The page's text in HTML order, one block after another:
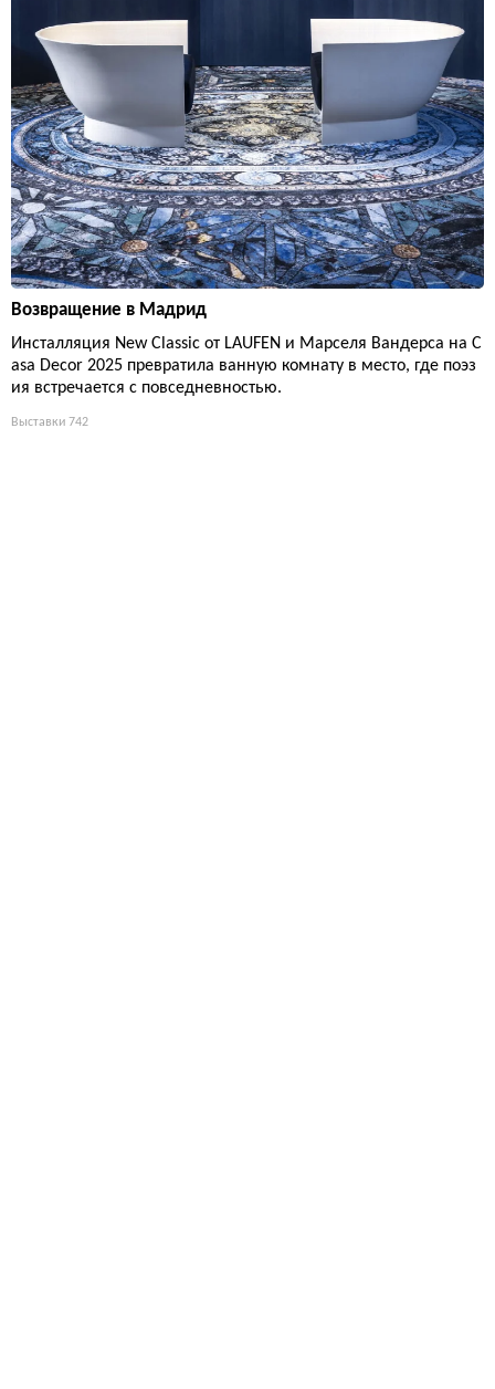
Возвращение в Мадрид
Инсталляция New Classic от LAUFEN и Марселя Вандерса на C
asa Decor 2025 превратила ванную комнату в место, где поэз
ия встречается с повседневностью.
Выставки 742